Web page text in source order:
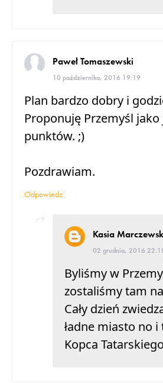
Paweł Tomaszewski
10 października, 2016 19:19
Plan bardzo dobry i
Proponuję Przemyśl jako
punktów. ;)
Pozdrawiam.
Odpowiedz
Kasia
02 grudnia, 2016
Byliśmy w
zostaliśmy tam
Cały dzień
ładne miasto no
Kopca